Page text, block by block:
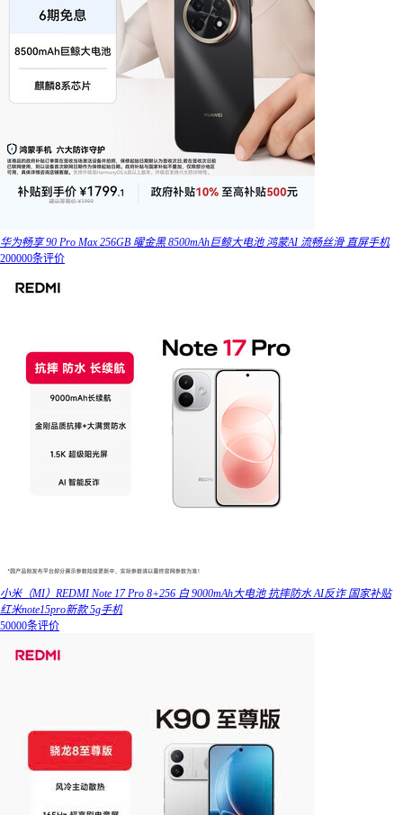
华为畅享 90 Pro Max 256GB 曜金黑 8500mAh巨鲸大电池 鸿蒙AI 流畅丝滑 直屏手机
200000条评价
小米（MI）REDMI Note 17 Pro 8+256 白 9000mAh大电池 抗摔防水 AI反诈 国家补贴
红米note15pro新款 5g手机
50000条评价